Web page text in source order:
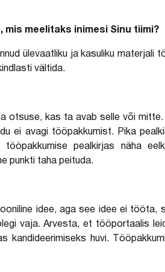
meelitaks inimesi Sinu tiimi?
ülevaatliku ja kasuliku materjali
vältida.
otsuse, kas ta avab selle või
ei avagi tööpakkumist. Pika
pealkirjas näha
punkti taha peituda.
idee, aga see idee ei
vaja. Arvesta, et tööportaalis
kandideerimiseks huvi.